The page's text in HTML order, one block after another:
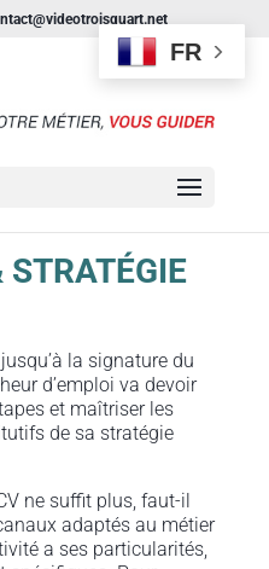
la signature du
d’emploi va devoir
et maîtriser les
de sa stratégie
ne suffit plus, faut-il
adaptés au métier
a ses particularités,
FR